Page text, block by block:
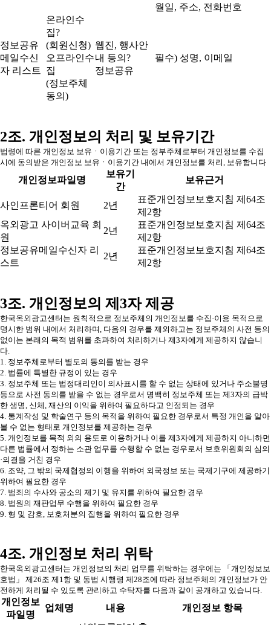
월일, 주소, 전화번호
정보공유
메일수신
자 리스트
온라인수
집?
(회원신청)
오프라인수
집
(정보주체
동의)
웹진, 행사안
내 등의?
정보공유
필수) 성명, 이메일
2조. 개인정보의 처리 및 보유기간
법령에 따른 개인정보 보유ㆍ이용기간 또는 정부주체로부터 개인정보를 수집
시에 동의받은 개인정보 보유ㆍ이용기간 내에서 개인정보를 처리, 보유합니다
개인정보파일명
보유기
간
보유근거
사인프론티어 회원 2년
표준개인정보보호지침 제64조
제2항
옥외광고 사이버교육 회
원
2년
표준개인정보보호지침 제64조
제2항
정보공유메일수신자 리
스트
2년
표준개인정보보호지침 제64조
제2항
3조. 개인정보의 제3자 제공
한국옥외광고센터는 원칙적으로 정보주체의 개인정보를 수집·이용 목적으로
명시한 범위 내에서 처리하며, 다음의 경우를 제외하고는 정보주체의 사전 동의
없이는 본래의 목적 범위를 초과하여 처리하거나 제3자에게 제공하지 않습니
다.
1. 정보주체로부터 별도의 동의를 받는 경우
2. 법률에 특별한 규정이 있는 경우
3. 정보주체 또는 법정대리인이 의사표시를 할 수 없는 상태에 있거나 주소불명
등으로 사전 동의를 받을 수 없는 경우로서 명백히 정보주체 또는 제3자의 급박
한 생명, 신체, 재산의 이익을 위하여 필요하다고 인정되는 경우
4. 통계작성 및 학술연구 등의 목적을 위하여 필요한 경우로서 특정 개인을 알아
볼 수 없는 형태로 개인정보를 제공하는 경우
5. 개인정보를 목적 외의 용도로 이용하거나 이를 제3자에게 제공하지 아니하면
다른 법률에서 정하는 소관 업무를 수행할 수 없는 경우로서 보호위원회의 심의
·의결을 거친 경우
6. 조약, 그 밖의 국제협정의 이행을 위하여 외국정보 또는 국제기구에 제공하기
위하여 필요한 경우
7. 범죄의 수사와 공소의 제기 및 유지를 위하여 필요한 경우
8. 법원의 재판업무 수행을 위하여 필요한 경우
9. 형 및 감호, 보호처분의 집행을 위하여 필요한 경우
4조. 개인정보 처리 위탁
한국옥외광고센터는 개인정보의 처리 업무를 위탁하는 경우에는 「개인정보보
호법」 제26조 제1항 및 동법 시행령 제28조에 따라 정보주체의 개인정보가 안
전하게 처리될 수 있도록 관리하고 수탁자를 다음과 같이 공개하고 있습니다.
개인정보
파일명
업체명 내용 개인정보 항목